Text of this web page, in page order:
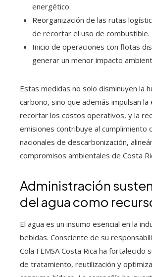
energético.
Reorganización de las rutas
de recortar el uso de combustible.
Inicio de operaciones con flotas
generar un menor impacto
Estas medidas no solo disminuyen la
carbono, sino que además impulsan la
recortar los costos operativos, y la
emisiones contribuye al cumplimiento
nacionales de descarbonización,
compromisos ambientales de Costa
Administración
del agua como
El agua es un insumo esencial en la
bebidas. Consciente de su
Cola FEMSA Costa Rica ha fortalecido
de tratamiento, reutilización y